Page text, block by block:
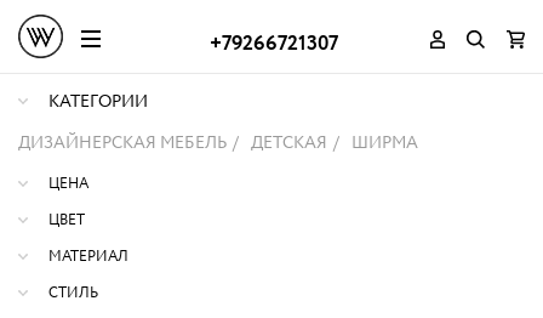
+79266721307
КАТЕГОРИИ
ДИЗАЙНЕРСКАЯ МЕБЕЛЬ
ДЕТСКАЯ ШИРМА
ЦЕНА
ЦВЕТ
МАТЕРИАЛ
СТИЛЬ